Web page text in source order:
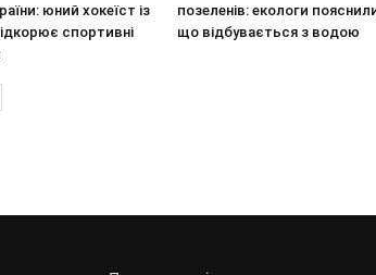
юний хокеїст із
спортивні
позеленів: екологи
що відбувається з водою